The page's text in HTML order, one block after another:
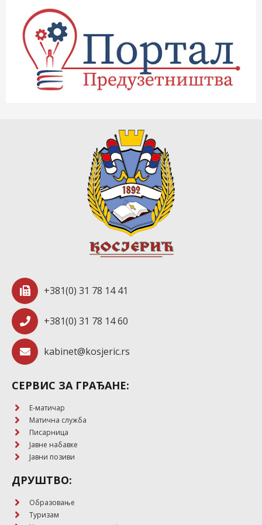
+381(0) 31 78 14 41
+381(0) 31 78 14 60
kabinet@kosjeric.rs
СЕРВИС ЗА ГРАЂАНЕ:
E-матичар
Матична служба
Писарница
Јавне набавке
Јавни позиви
ДРУШТВО:
Образовање
Туризам